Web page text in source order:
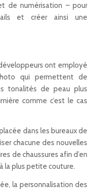
de numérisation – pour
et créer ainsi une
ont employé
qui permettent de
tonalités de peau plus
comme c’est le cas
dans les bureaux de
chacune des nouvelles
de chaussures afin d’en
la plus petite couture.
la personnalisation des